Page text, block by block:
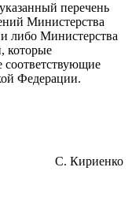
перечень
Министерства
либо Министерства
которые
соответствующие
Федерации.
С. Кириенко